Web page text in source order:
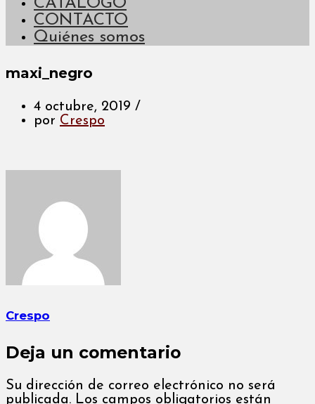
CATÁLOGO
CONTACTO
Quiénes somos
maxi_negro
4 octubre, 2019 /
por Crespo
Crespo
Deja un comentario
Su dirección de correo electrónico no será
publicada. Los campos obligatorios están